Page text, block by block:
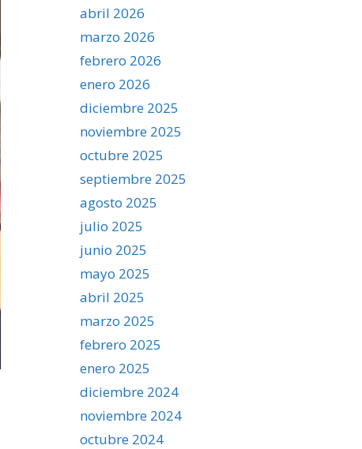
abril 2026
marzo 2026
febrero 2026
enero 2026
diciembre 2025
noviembre 2025
octubre 2025
septiembre 2025
agosto 2025
julio 2025
junio 2025
mayo 2025
abril 2025
marzo 2025
febrero 2025
enero 2025
diciembre 2024
noviembre 2024
octubre 2024